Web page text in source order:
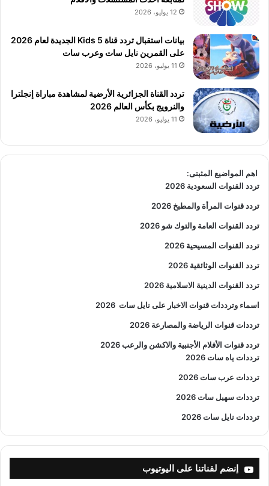
12 يوليو، 2026
بيانات استقبال تردد قناة 5 Kids الجديدة لعام 2026
على القمرين نايل سات وعرب سات
11 يوليو، 2026
تردد القناة الجزائرية الأرضية لمشاهدة مباراة إنجلترا
والنرويج بكأس العالم 2026
11 يوليو، 2026
اهم المواضيع المثبتى:
تردد القنوات السعودية 2026
تردد قنوات المرأة والمطبخ 2026
تردد القنوات العامة والتوك شو 2026
تردد القنوات المسيحية 2026
تردد القنوات الوثائقية 2026
تردد القنوات الدينية الاسلامية 2026
اسماء وترددات قنوات الاخبار على نايل سات 2026
ترددات قنوات الرياضة والمصارعة 2026
تردد قنوات الأفلام الأجنبية والاكشن والرعب2026
ترددات ياه سات 2026
ترددات عرب سات 2026
ترددات سهيل سات 2026
ترددات نايل سات 2026
إنضم لقناتنا على اليوتيوب